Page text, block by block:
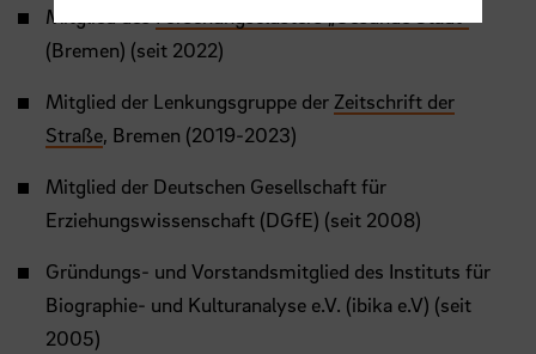
Mitglied desForschungsclusters „Gesunde Stadt“
(Bremen) (seit 2022)
Mitglied der Lenkungsgruppe derZeitschrift der
Straße, Bremen (2019-2023)
Mitglied der Deutschen Gesellschaft für
Erziehungswissenschaft (DGfE) (seit 2008)
Gründungs- und Vorstandsmitglied des Instituts für
Biographie- und Kulturanalyse e.V. (ibika e.V) (seit
2005)